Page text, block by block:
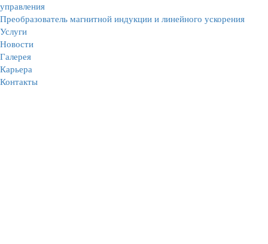
управления
Преобразователь магнитной индукции и линейного ускорения
Услуги
Новости
Галерея
Карьера
Контакты